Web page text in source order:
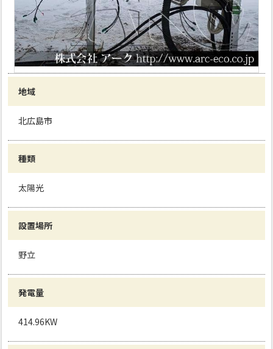
地域
北広島市
種類
太陽光
設置場所
野立
発電量
414.96KW